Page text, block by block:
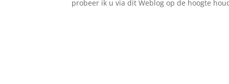
probeer ik u via dit Weblog op de hoogte